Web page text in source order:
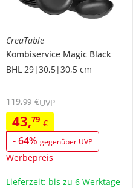
CreaTable
Kombiservice Magic Black
BHL 29|30,5|30,5 cm
43,79 €
-64% gegenüber UVP
Werbepreis
119,99 €UVP
Lieferzeit: bis zu 6 Werktage